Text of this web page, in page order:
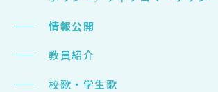
情報公開
教員紹介
校歌・学生歌